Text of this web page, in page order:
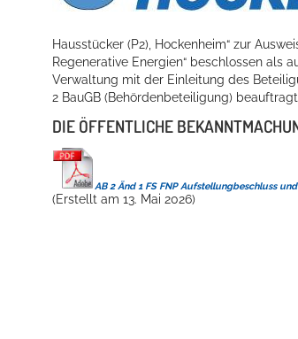
Hausstücker (P2), Hockenheim“ zur
Regenerative Energien“ beschlossen
Verwaltung mit der Einleitung des
2 BauGB (Behördenbeteiligung)
DIE ÖFFENTLICHE
AB 2 Änd 1 FS FNP Aufstellungbeschluss
(Erstellt am 13. Mai 2026)